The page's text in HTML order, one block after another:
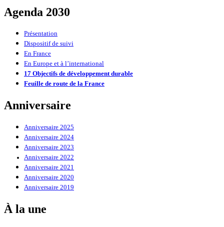
Agenda 2030
Présentation
Dispositif de suivi
En France
En Europe et à l’international
17 Objectifs de développement durable
Feuille de route de la France
Anniversaire
Anniversaire 2025
Anniversaire 2024
Anniversaire 2023
Anniversaire 2022
Anniversaire 2021
Anniversaire 2020
Anniversaire 2019
À la une